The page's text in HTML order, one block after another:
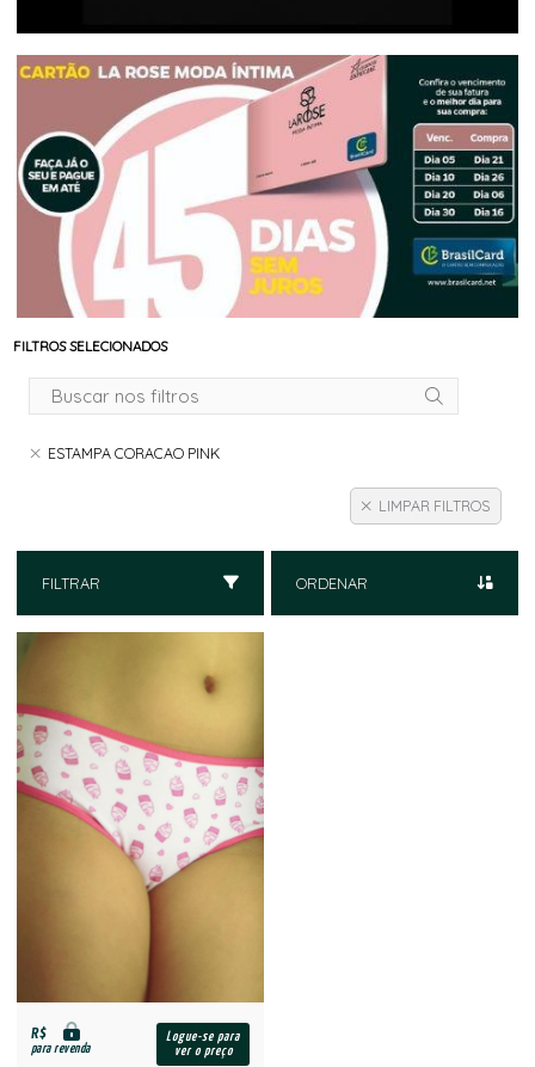
FILTROS SELECIONADOS
ESTAMPA CORACAO PINK
LIMPAR FILTROS
FILTRAR ORDENAR
R$
para revenda
Logue-se para
ver o preço